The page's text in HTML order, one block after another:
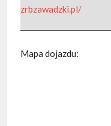
zrbzawadzki.pl/
Mapa dojazdu: